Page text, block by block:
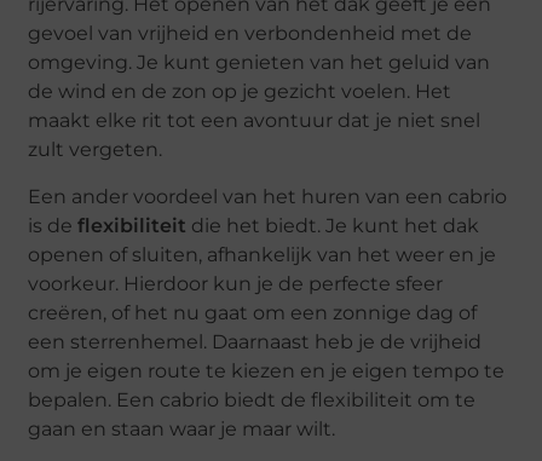
gevoel van vrijheid en verbondenheid met de
omgeving. Je kunt genieten van het geluid van
de wind en de zon op je gezicht voelen. Het
maakt elke rit tot een avontuur dat je niet snel
zult vergeten.
Een ander voordeel van het huren van een cabrio
is deflexibiliteit die het biedt. Je kunt het dak
openen of sluiten, afhankelijk van het weer en je
voorkeur. Hierdoor kun je de perfecte sfeer
creëren, of het nu gaat om een zonnige dag of
een sterrenhemel. Daarnaast heb je de vrijheid
om je eigen route te kiezen en je eigen tempo te
bepalen. Een cabrio biedt de flexibiliteit om te
gaan en staan waar je maar wilt.